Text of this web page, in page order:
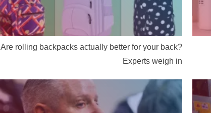
Are rolling backpacks actually better for your back?
Experts weigh in